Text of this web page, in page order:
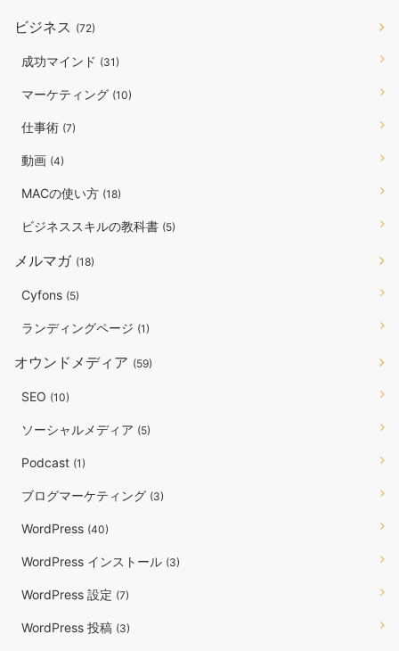
ビジネス (72)
成功マインド (31)
マーケティング (10)
仕事術 (7)
動画 (4)
MACの使い方 (18)
ビジネススキルの教科書 (5)
メルマガ (18)
Cyfons (5)
ランディングページ (1)
オウンドメディア (59)
SEO (10)
ソーシャルメディア (5)
Podcast (1)
ブログマーケティング (3)
WordPress (40)
WordPress インストール (3)
WordPress 設定 (7)
WordPress 投稿 (3)